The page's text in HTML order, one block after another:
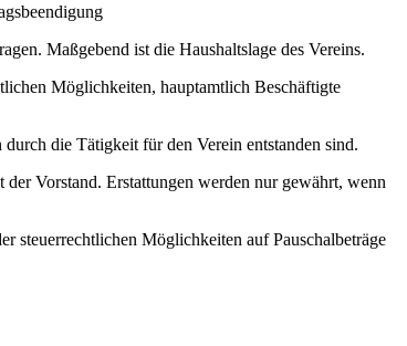
Maßgebend ist die Haushaltslage des Vereins.
Möglichkeiten, hauptamtlich Beschäftigte
die Tätigkeit für den Verein entstanden sind.
Vorstand. Erstattungen werden nur gewährt, wenn
steuerrechtlichen Möglichkeiten auf Pauschalbeträge